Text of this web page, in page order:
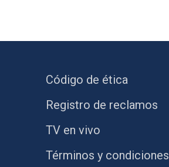
Código de ética
Registro de reclamos
TV en vivo
Términos y condiciones